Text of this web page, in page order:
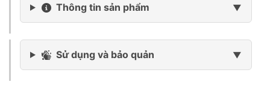
Thông tin sản phẩm
Sử dụng và bảo quản